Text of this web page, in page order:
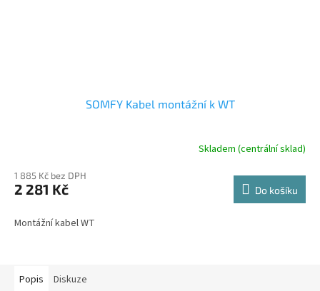
SOMFY Kabel montážní k WT
Skladem (centrální sklad)
1 885 Kč bez DPH
2 281 Kč Do košíku
Montážní kabel WT
Popis Diskuze